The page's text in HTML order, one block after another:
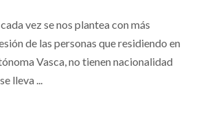
vez se nos plantea con más
de las personas que residiendo en
Vasca, no tienen nacionalidad
lleva ...